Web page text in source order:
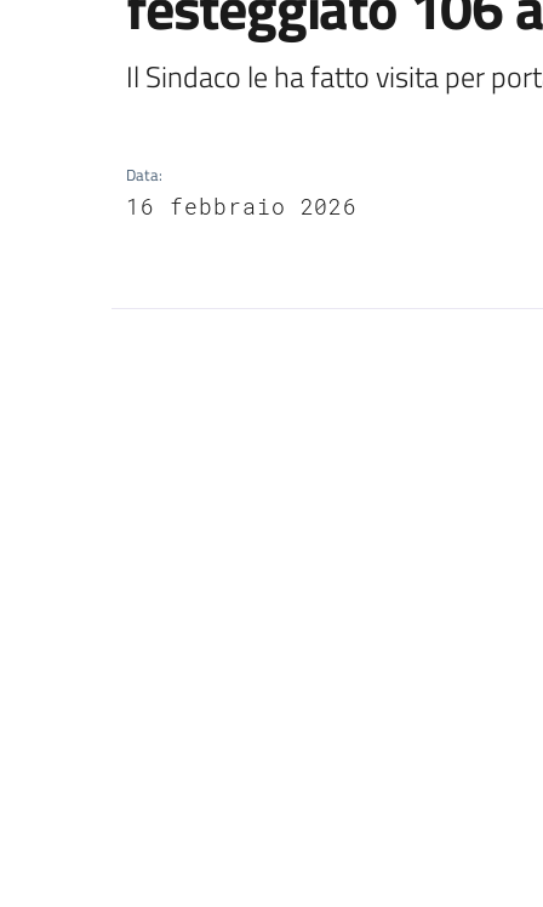
Il Sindaco le ha fatto visita per
Data:
16 febbraio 2026